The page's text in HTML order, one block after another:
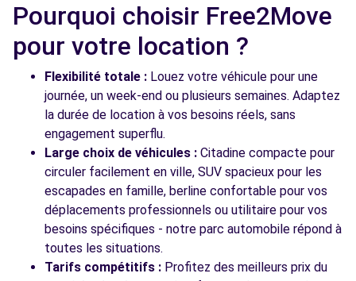
Free2Move Rent - GARAGE DES SPORTS -
VIRY-CHATILLON (C)
11.0
VIRY-CHATILLON, 91170
Voir l'agence
Voir toutes les agences
Pourquoi choisir Free2Move
pour votre location ?
Flexibilité totale : Louez votre véhicule pour une
journée, un week-end ou plusieurs semaines. Adaptez
la durée de location à vos besoins réels, sans
engagement superflu.
Large choix de véhicules : Citadine compacte pour
circuler facilement en ville, SUV spacieux pour les
escapades en famille, berline confortable pour vos
déplacements professionnels ou utilitaire pour vos
besoins spécifiques - notre parc automobile répond à
toutes les situations.
Tarifs compétitifs : Profitez des meilleurs prix du